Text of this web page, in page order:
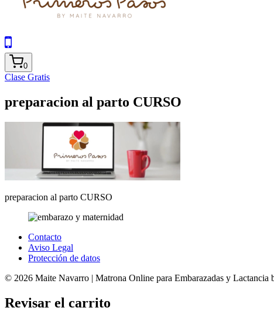
0
Clase Gratis
preparacion al parto CURSO
preparacion al parto CURSO
Contacto
Aviso Legal
Protección de datos
© 2026 Maite Navarro | Matrona Online para Embarazadas y Lactancia
Revisar el carrito